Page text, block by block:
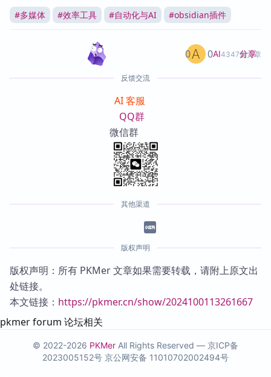
#多媒体 #效率工具 #自动化与AI #obsidian插件
AI4347篇文章
0 0 分享
反馈交流
AI 客服
QQ群
微信群
其他渠道
版权声明
版权声明：所有 PKMer 文章如果需要转载，请附上原文出
处链接。
本文链接： https://pkmer.cn/show/2024100113261667
pkmer forum 论坛相关
© 2022-2026 PKMer All Rights Reserved — 京ICP备
2023005152号 京公网安备 11010702002494号